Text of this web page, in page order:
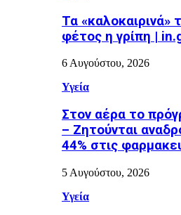
Τα «καλοκαιρινά»
φέτος η γρίπη |
6 Αυγούστου, 2026
Υγεία
Στον αέρα το
– Ζητούνται
44% στις
5 Αυγούστου, 2026
Υγεία